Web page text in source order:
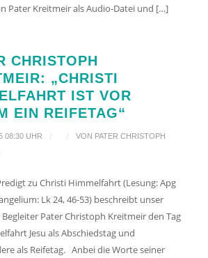
Pater Kreitmeir als Audio-Datei und […]
CHRISTOPH
„CHRISTI
IST VOR
EIN REIFETAG“
08:30 UHR / / VON PATER CHRISTOPH
zu Christi Himmelfahrt (Lesung: Apg
Lk 24, 46-53) beschreibt unser
Pater Christoph Kreitmeir den Tag
Jesu als Abschiedstag und
als Reifetag. Anbei die Worte seiner